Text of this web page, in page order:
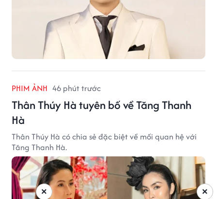
PHIM ẢNH 46 phút trước
Thân Thúy Hà tuyên bố về Tăng Thanh
Hà
Thân Thúy Hà có chia sẻ đặc biệt về mối quan hệ với
Tăng Thanh Hà.
×
×